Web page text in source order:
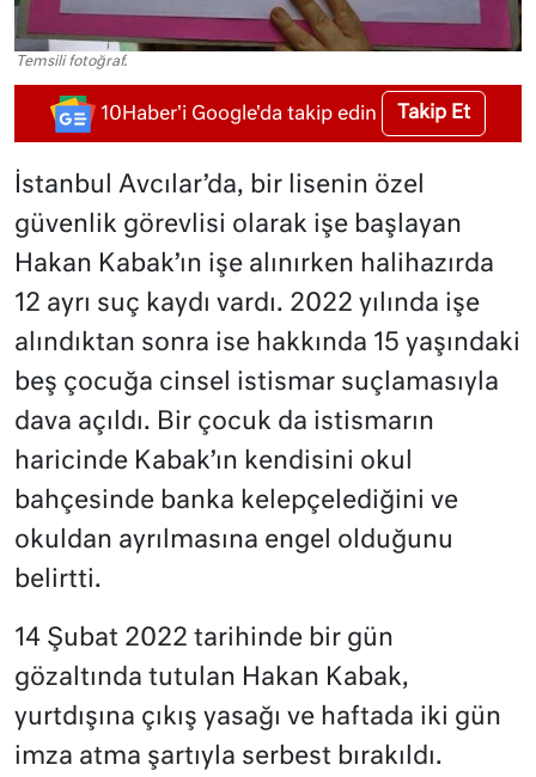
Temsili fotoğraf.
10Haber'i Google'da takip edin Takip Et
İstanbul Avcılar’da, bir lisenin özel
güvenlik görevlisi olarak işe başlayan
Hakan Kabak’ın işe alınırken halihazırda
12 ayrı suç kaydı vardı. 2022 yılında işe
alındıktan sonra ise hakkında 15 yaşındaki
beş çocuğa cinsel istismar suçlamasıyla
dava açıldı. Bir çocuk da istismarın
haricinde Kabak’ın kendisini okul
bahçesinde banka kelepçelediğini ve
okuldan ayrılmasına engel olduğunu
belirtti.
14 Şubat 2022 tarihinde bir gün
gözaltında tutulan Hakan Kabak,
yurtdışına çıkış yasağı ve haftada iki gün
imza atma şartıyla serbest bırakıldı.